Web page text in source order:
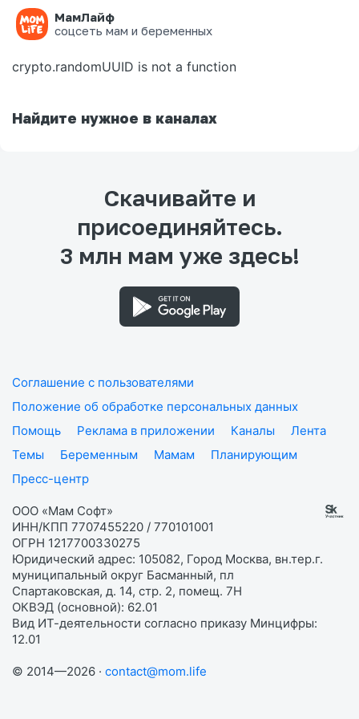
МамЛайф
соцсеть мам и беременных
Ошибка на странице
crypto.randomUUID is not a function
Найдите нужное в каналах
Скачивайте и
присоединяйтесь.
3 млн мам уже здесь!
Соглашение с пользователями
Положение об обработке персональных данных
Помощь
Реклама в приложении Каналы
Лента
Темы
Беременным Мамам
Планирующим
Пресс-центр
ООО «Мам Софт»
ИНН/КПП 7707455220 / 770101001
ОГРН 1217700330275
Юридический адрес: 105082, Город Москва, вн.тер.г.
муниципальный округ Басманный, пл
Спартаковская, д. 14, стр. 2, помещ. 7Н
ОКВЭД (основной): 62.01
Вид ИТ-деятельности согласно приказу Минцифры:
12.01
© 2014—2026 · contact@mom.life